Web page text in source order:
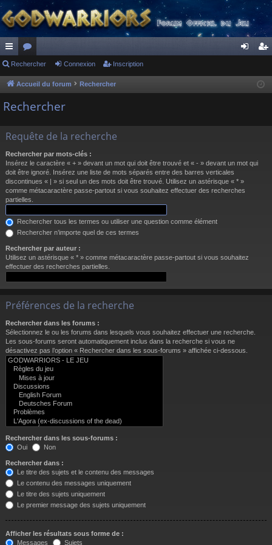
ac
co
ur
s
or
u
m
cri
Rechercher Connexion Inscription
Accueil du forum Rechercher
Rechercher
Requête de la recherche
Rechercher par mots-clés :
Insérez le caractère « + » devant un mot qui doit être trouvé et « - » devant un mot qui
doit être ignoré. Insérez une liste de mots séparés entre des barres verticales
discontinues « | » si seul un des mots doit être trouvé. Utilisez un astérisque « * »
comme métacaractère passe-partout si vous souhaitez effectuer des recherches
partielles.
Rechercher tous les termes ou utiliser une question comme élément
Rechercher n’importe quel de ces termes
Rechercher par auteur :
Utilisez un astérisque « * » comme métacaractère passe-partout si vous souhaitez
effectuer des recherches partielles.
Préférences de la recherche
Rechercher dans les forums :
Sélectionnez le ou les forums dans lesquels vous souhaitez effectuer une recherche.
Les sous-forums seront automatiquement inclus dans la recherche si vous ne
désactivez pas l’option « Rechercher dans les sous-forums » affichée ci-dessous.
Rechercher dans les sous-forums :
Oui
Non
Rechercher dans :
Le titre des sujets et le contenu des messages
Le contenu des messages uniquement
Le titre des sujets uniquement
Le premier message des sujets uniquement
Afficher les résultats sous forme de :
Messages
Sujets